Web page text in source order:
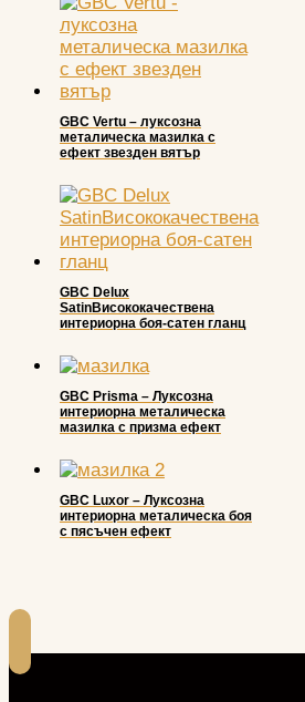
GBC Vertu – луксозна
металическа мазилка с
ефект звезден вятър
GBC Delux
SatinВисококачествена
интериорна боя-сатен гланц
GBC Prisma – Луксозна
интериорна металическа
мазилка с призма ефект
GBC Luxor – Луксозна
интериорна металическа боя
с пясъчен ефект